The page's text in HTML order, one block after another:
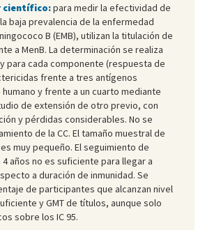
científico:para medir la efectividad de
baja prevalencia de la enfermedad
B (EMB), utilizan la titulación de
a MenB. La determinación se realiza
para cada componente (respuesta de
frente a tres antígenos
y frente a un cuarto mediante
de extensión de otro previo, con
y pérdidas considerables. No se
de la CC. El tamaño muestral de
muy pequeño. El seguimiento de
años no es suficiente para llegar a
a duración de inmunidad. Se
de participantes que alcanzan nivel
y GMT de títulos, aunque solo
sobre los IC 95.